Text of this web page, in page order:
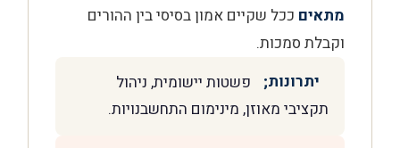
מתאים ככל שקיים אמון בסיסי בין ההורים
וקבלת סמכות.
יתרונות;
פשטות יישומית, ניהול
תקציבי מאוזן, מינימום התחשבנויות.